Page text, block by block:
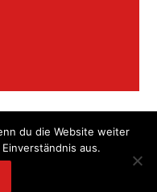
Soodstr. 53, CH-8134
0000 3034 9706 6
du die Website weiter
aus.